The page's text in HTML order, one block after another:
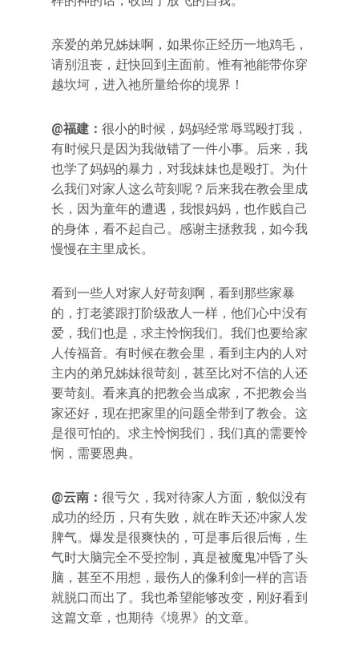
亲爱的弟兄姊妹啊，如果你正经历一地鸡毛，
请别沮丧，赶快回到主面前。惟有祂能带你穿
越坎坷，进入祂所量给你的境界！
@福建： 很小的时候，妈妈经常辱骂殴打我，
有时候只是因为我做错了一件小事。后来，我
也学了妈妈的暴力，对我妹妹也是殴打。为什
么我们对家人这么苛刻呢？后来我在教会里成
长，因为童年的遭遇，我恨妈妈，也作贱自己
的身体，看不起自己。感谢主拯救我，如今我
慢慢在主里成长。
看到一些人对家人好苛刻啊，看到那些家暴
的，打老婆跟打阶级敌人一样，他们心中没有
爱，我们也是，求主怜悯我们。我们也要给家
人传福音。有时候在教会里，看到主内的人对
主内的弟兄姊妹很苛刻，甚至比对不信的人还
要苛刻。看来真的把教会当成家，不把教会当
家还好，现在把家里的问题全带到了教会。这
是很可怕的。求主怜悯我们，我们真的需要怜
悯，需要恩典。
@云南： 很亏欠，我对待家人方面，貌似没有
成功的经历，只有失败，就在昨天还冲家人发
脾气。爆发是很爽快的，可是事后很后悔，生
气时大脑完全不受控制，真是被魔鬼冲昏了头
脑，甚至不用想，最伤人的像利剑一样的言语
就脱口而出了。我也希望能够改变，刚好看到
这篇文章，也期待《境界》的文章。